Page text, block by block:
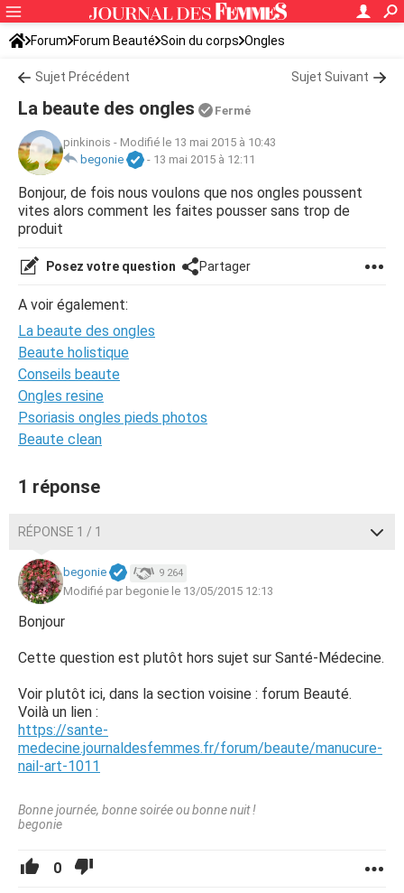
Forum Forum Beauté Soin du corps Ongles
Sujet Précédent Sujet Suivant
La beaute des ongles Fermé
pinkinois - Modifié le 13 mai 2015 à 10:43
begonie
- 13 mai 2015 à 12:11
Bonjour, de fois nous voulons que nos ongles poussent
vites alors comment les faites pousser sans trop de
produit
Posez votre question Partager
A voir également:
La beaute des ongles
Beaute holistique
Conseils beaute
Ongles resine
Psoriasis ongles pieds photos
Beaute clean
1 réponse
RÉPONSE 1 / 1
begonie 9 264
Modifié par begonie le 13/05/2015 12:13
Bonjour
Cette question est plutôt hors sujet sur Santé-Médecine.
Voir plutôt ici, dans la section voisine : forum Beauté.
Voilà un lien :
https://sante-
medecine.journaldesfemmes.fr/forum/beaute/manucure-
nail-art-1011
Bonne journée, bonne soirée ou bonne nuit !
begonie
0